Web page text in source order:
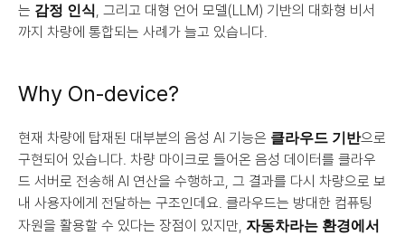
는 감정 인식, 그리고 대형 언어 모델(LLM) 기반의 대화형 비서
까지 차량에 통합되는 사례가 늘고 있습니다.
Why On-device?
현재 차량에 탑재된 대부분의 음성 AI 기능은 클라우드 기반으로
구현되어 있습니다. 차량 마이크로 들어온 음성 데이터를 클라우
드 서버로 전송해 AI 연산을 수행하고, 그 결과를 다시 차량으로 보
내 사용자에게 전달하는 구조인데요. 클라우드는 방대한 컴퓨팅
자원을 활용할 수 있다는 장점이 있지만, 자동차라는 환경에서